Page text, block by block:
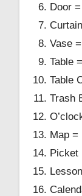
Door
Vase
Table
Table
Trash
Map =
Picket